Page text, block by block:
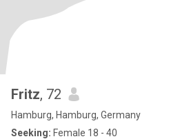
Fritz, 72
Hamburg, Hamburg, Germany
Seeking: Female 18 - 40